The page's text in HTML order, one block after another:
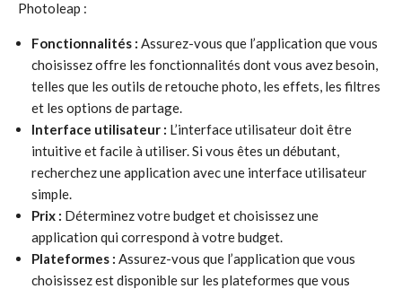
Photoleap :
Fonctionnalités : Assurez-vous que l’application que vous
choisissez offre les fonctionnalités dont vous avez besoin,
telles que les outils de retouche photo, les effets, les filtres
et les options de partage.
Interface utilisateur : L’interface utilisateur doit être
intuitive et facile à utiliser. Si vous êtes un débutant,
recherchez une application avec une interface utilisateur
simple.
Prix : Déterminez votre budget et choisissez une
application qui correspond à votre budget.
Plateformes : Assurez-vous que l’application que vous
choisissez est disponible sur les plateformes que vous